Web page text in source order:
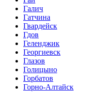
Галич
Гатчина
Гвардейск
Гдов
Геленджик
Георгиевск
Глазов
Голицыно
Горбатов
Горно-Алтайск